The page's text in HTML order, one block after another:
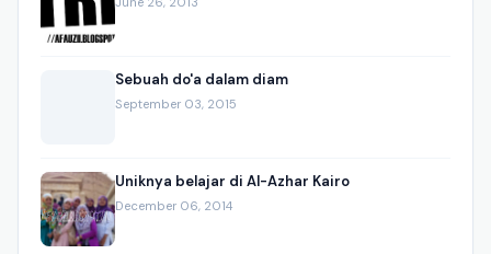
Sebuah do'a dalam diam
September 03, 2015
Uniknya belajar di Al-Azhar Kairo
December 06, 2014